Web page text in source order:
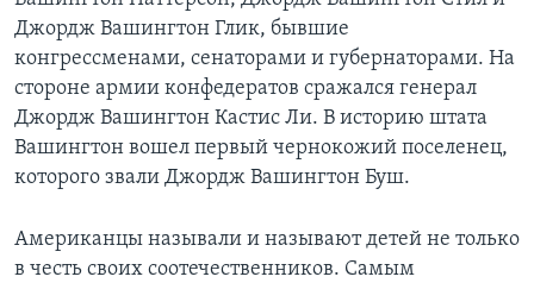
Джордж Вашингтон Глик, бывшие
конгрессменами, сенаторами и губернаторами. На
стороне армии конфедератов сражался генерал
Джордж Вашингтон Кастис Ли. В историю штата
Вашингтон вошел первый чернокожий поселенец,
которого звали Джордж Вашингтон Буш.
Американцы называли и называют детей не только
в честь своих соотечественников. Самым